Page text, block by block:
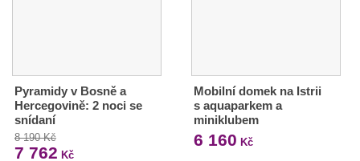
Pyramidy v Bosně a
Hercegovině: 2 noci se
snídaní
8 190 Kč
7 762 Kč
Mobilní domek na Istrii
s aquaparkem a
miniklubem
6 160 Kč